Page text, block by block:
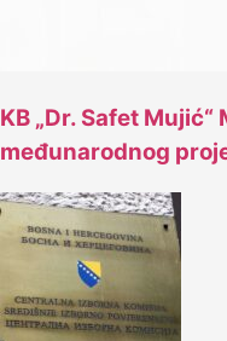
KB „Dr. Safet
međunarodnog